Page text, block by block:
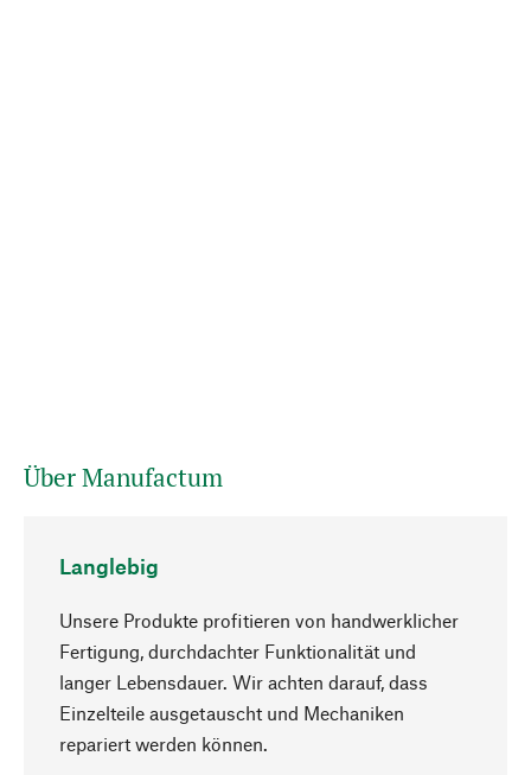
Über Manufactum
Langlebig
Unsere Produkte profitieren von handwerklicher
Fertigung, durchdachter Funktionalität und
langer Lebensdauer. Wir achten darauf, dass
Einzelteile ausgetauscht und Mechaniken
repariert werden können.